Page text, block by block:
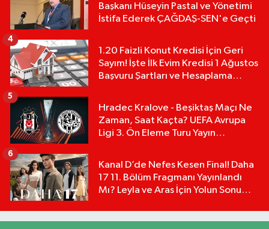
Başkanı Hüseyin Pastal ve Yönetimi
İstifa Ederek ÇAĞDAŞ-SEN'e Geçti
1.20 Faizli Konut Kredisi İçin Geri
Sayım! İşte İlk Evim Kredisi 1 Ağustos
Başvuru Şartları ve Hesaplama
4
Hradec Kralove - Beşiktaş Maçı Ne
Zaman, Saat Kaçta? UEFA Avrupa
Ligi 3. Ön Eleme Turu Yayın
5
Kanal D’de Nefes Kesen Final! Daha
17 11. Bölüm Fragmanı Yayınlandı
Mı? Leyla ve Aras İçin Yolun Sonu
6